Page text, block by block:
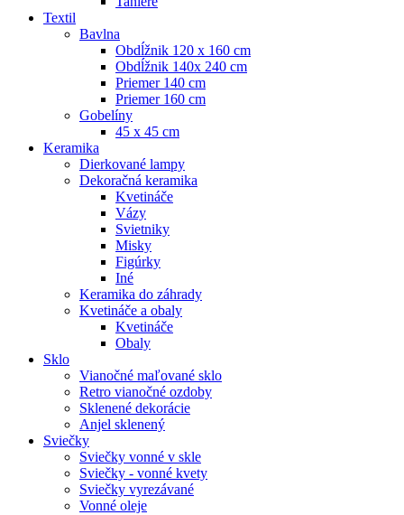
Textil
Bavlna
Obdĺžnik 120 x 160 cm
Obdĺžnik 140x 240 cm
Priemer 140 cm
Priemer 160 cm
Gobelíny
45 x 45 cm
Keramika
Dierkované lampy
Dekoračná keramika
Kvetináče
Vázy
Svietniky
Misky
Figúrky
Iné
Keramika do záhrady
Kvetináče a obaly
Kvetináče
Obaly
Sklo
Vianočné maľované sklo
Retro vianočné ozdoby
Sklenené dekorácie
Anjel sklenený
Sviečky
Sviečky vonné v skle
Sviečky - vonné kvety
Sviečky vyrezávané
Vonné oleje